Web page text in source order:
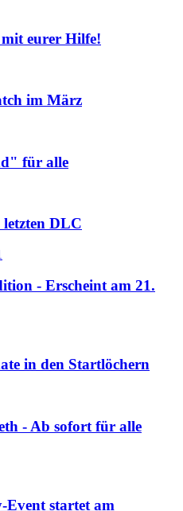
eurer Hilfe!
im März
für alle
DLC
- Erscheint am 21.
in den Startlöchern
- Ab sofort für alle
startet am